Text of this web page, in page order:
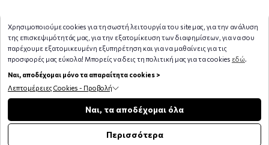
Χρησιμοποιούμε cookies για τη σωστή λειτουργία του site μας, για την ανάλυση
της επισκεψιμότητάς μας, για την εξατομίκευση των διαφημίσεων, για να σου
παρέχουμε εξατομικευμένη εξυπηρέτηση και για να μαθαίνεις για τις
προσφορές μας εύκολα! Μπορείς να δεις τη πολιτική μας για τα cookies εδώ.
Ναι, αποδέχομαι μόνο τα απαραίτητα cookies >
Λεπτομέρειες Cookies - Προβολή
Ναι, τα αποδέχομαι όλα
Περισσότερα
Copyright © 2026smile-pharmacy.gr